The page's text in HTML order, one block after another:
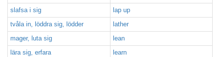
slafsa i sig
lap up
tvåla in, löddra sig, lödder
lather
mager, luta sig
lean
lära sig, erfara
learn